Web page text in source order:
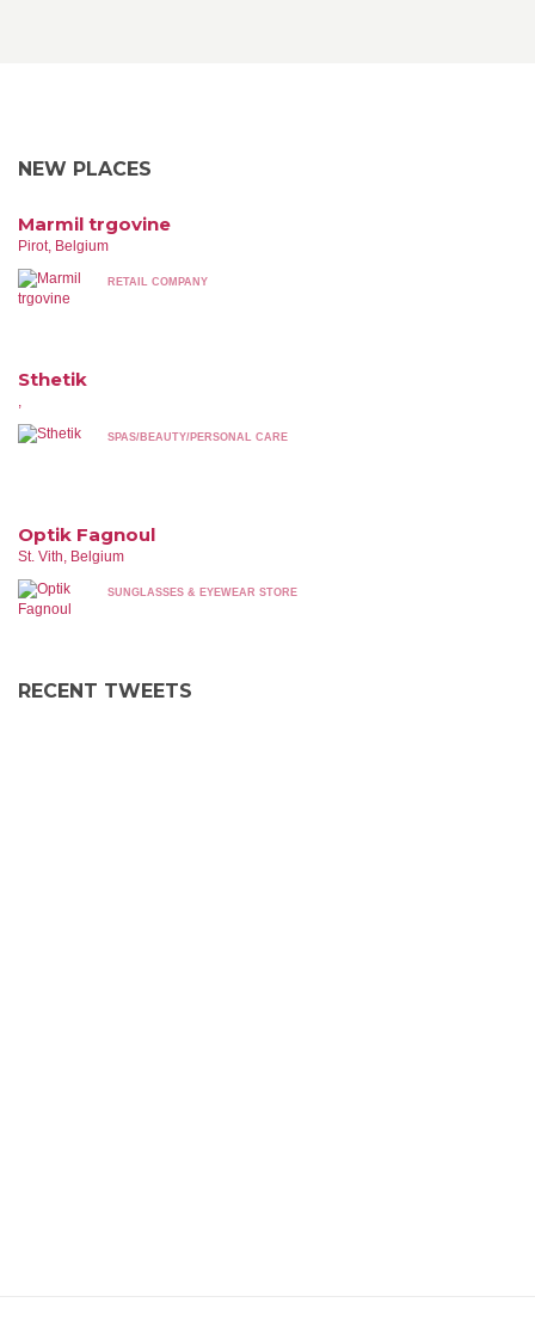
NEW PLACES
Marmil trgovine
Pirot, Belgium
RETAIL COMPANY
Sthetik
,
SPAS/BEAUTY/PERSONAL CARE
Optik Fagnoul
St. Vith, Belgium
SUNGLASSES & EYEWEAR STORE
RECENT TWEETS